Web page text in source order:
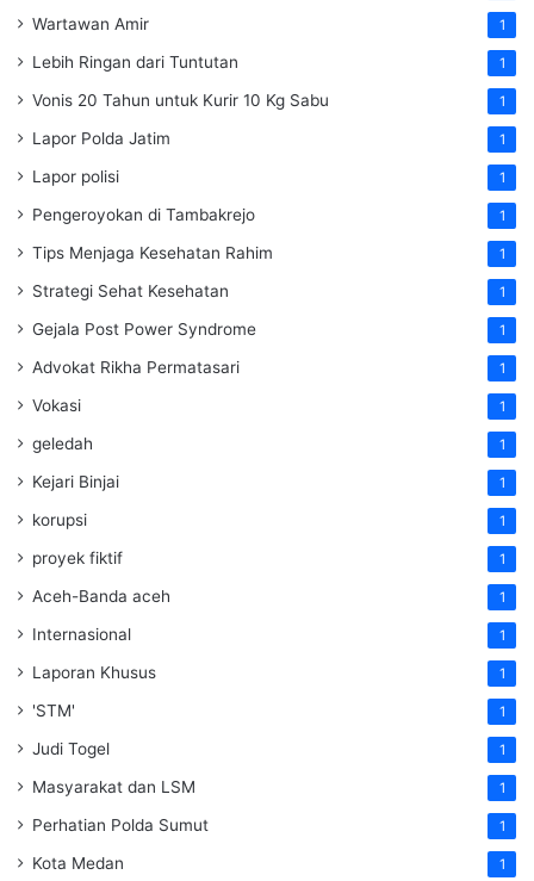
Wartawan Amir 1
Lebih Ringan dari Tuntutan 1
Vonis 20 Tahun untuk Kurir 10 Kg Sabu 1
Lapor Polda Jatim 1
Lapor polisi 1
Pengeroyokan di Tambakrejo 1
Tips Menjaga Kesehatan Rahim 1
Strategi Sehat Kesehatan 1
Gejala Post Power Syndrome 1
Advokat Rikha Permatasari 1
Vokasi 1
geledah 1
Kejari Binjai 1
korupsi 1
proyek fiktif 1
Aceh-Banda aceh 1
Internasional 1
Laporan Khusus 1
'STM' 1
Judi Togel 1
Masyarakat dan LSM 1
Perhatian Polda Sumut 1
Kota Medan 1